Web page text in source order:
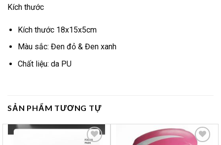
Kích thước
Kích thước 18x15x5cm
Màu sắc: Đen đỏ & Đen xanh
Chất liệu: da PU
SẢN PHẨM TƯƠNG TỰ